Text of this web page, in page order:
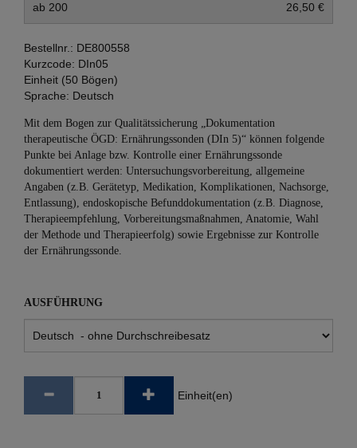
ab 200 26,50 €
Bestellnr.: DE800558
Kurzcode: DIn05
Einheit (50 Bögen)
Sprache: Deutsch
Mit dem Bogen zur Qualitätssicherung „Dokumentation
therapeutische ÖGD: Ernährungssonden (DIn 5)“ können folgende
Punkte bei Anlage bzw. Kontrolle einer Ernährungssonde
dokumentiert werden: Untersuchungsvorbereitung, allgemeine
Angaben (z.B. Gerätetyp, Medikation, Komplikationen, Nachsorge,
Entlassung), endoskopische Befunddokumentation (z.B. Diagnose,
Therapieempfehlung, Vorbereitungsmaßnahmen, Anatomie, Wahl
der Methode und Therapieerfolg) sowie Ergebnisse zur Kontrolle
der Ernährungssonde.
AUSFÜHRUNG
Einheit(en)